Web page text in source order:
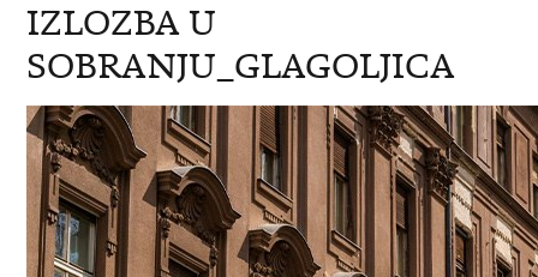
IZLOZBA U
SOBRANJU_GLAGOLJICA